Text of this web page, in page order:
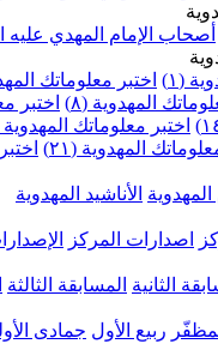
أصحاب الإمام المهدي عليه
(١)
اختبر معلوماتك
المهدوية (٨) اختبر
اختبر معلوماتك المهدوية
المهدوية (٢١)
الأناشيد المهدوية
اصدارات المركز
الثانية المسابقة الثالثة
ربيع الأول جمادى